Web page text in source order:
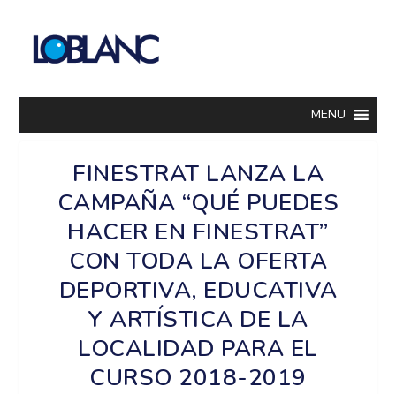
MENU
FINESTRAT LANZA LA
CAMPAÑA “QUÉ PUEDES
HACER EN FINESTRAT”
CON TODA LA OFERTA
DEPORTIVA, EDUCATIVA
Y ARTÍSTICA DE LA
LOCALIDAD PARA EL
CURSO 2018-2019